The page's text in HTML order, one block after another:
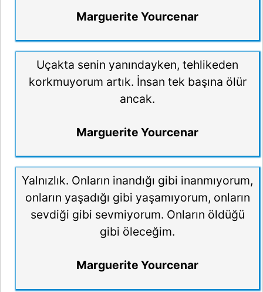
Marguerite Yourcenar
Uçakta senin yanındayken, tehlikeden
korkmuyorum artık. İnsan tek başına ölür
ancak.
Marguerite Yourcenar
Yalnızlık. Onların inandığı gibi inanmıyorum,
onların yaşadığı gibi yaşamıyorum, onların
sevdiği gibi sevmiyorum. Onların öldüğü
gibi öleceğim.
Marguerite Yourcenar